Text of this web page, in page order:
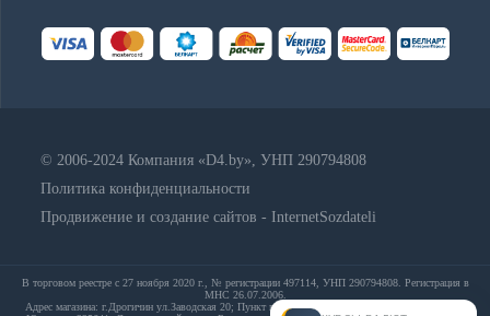
© 2006-2024 Компания «D4.by», УНП 290794808
Политика конфиденциальности
Продвижение и создание сайтов - InternetSozdateli
В торговом реестре с 27 ноября 2020 г., № регистрации 497114, УНП 290794808. Регистрация в
МНС 26.07.2006.
Адрес магазина: г.Дрогичин ул.Заводская 20; Пункт выдачи: Брест, ул. Московская 364, пав.6;